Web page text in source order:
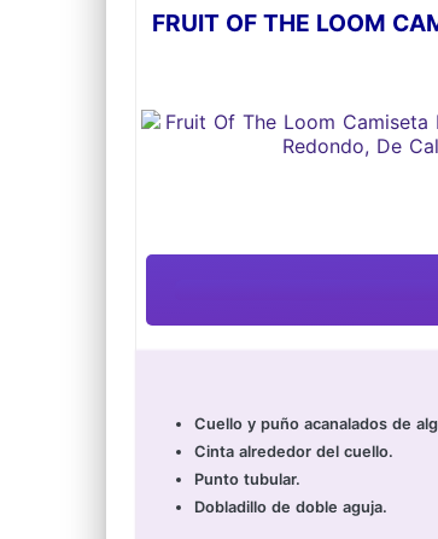
FRUIT OF THE LOOM
Cuello y puño acanalados de
Cinta alrededor del cuello.
Punto tubular.
Dobladillo de doble aguja.